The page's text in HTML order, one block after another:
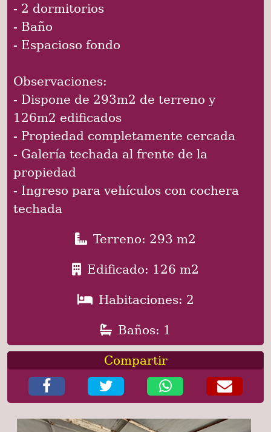
- 2 dormitorios
- Baño
- Espacioso fondo
Observaciones:
- Dispone de 293m2 de terreno y
126m2 edificados
- Propiedad completamente cercada
- Galería techada al frente de la
propiedad
- Ingreso para vehículos con cochera
techada
Terreno: 293 m2
Edificado: 126 m2
Habitaciones: 2
Baños: 1
Compartir